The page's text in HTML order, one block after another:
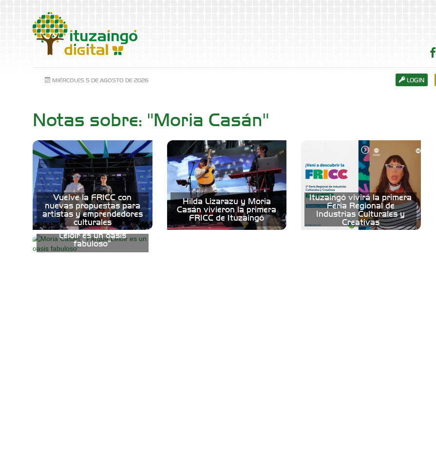
MIÉRCOLES 5 DE AGOSTO DE 2026 LOGIN
Notas sobre: "Moria Casán"
Vuelve la FRICC con
nuevas propuestas para
artistas y emprendedores
culturales
Hilda Lizarazu y Moria
Casán vivieron la primera
FRICC de Ituzaingó
Ituzaingó vivirá la primera
Feria Regional de
Industrias Culturales y
Creativas
Moria Casán: “Parque
Leloir es un oasis
fabuloso”